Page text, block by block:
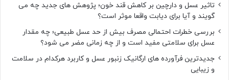
تاثیر عسل و دارچین بر کاهش قند خون؛ پژوهش های جدید چه می
گویند و آیا برای دیابت واقعا موثر است؟
بررسی خطرات احتمالی مصرف بیش از حد عسل طبیعی؛ چه مقدار
عسل برای سلامتی مفید است و از چه زمانی مضر می شود؟
جدیدترین فرآورده های ارگانیک زنبور عسل و کاربرد هرکدام در سلامت
و زیبایی